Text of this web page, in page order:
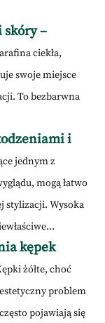
skóry –
ciekła,
swoje miejsce
To bezbarwna
i
jednym z
mogą łatwo
stylizacji. Wysoka
kępek
żółte, choć
problem
pojawiają się